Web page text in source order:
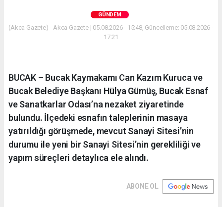
GÜNDEM
(Akca Gazete) - Akca Gazete | 05.08.2026 - 15:48, Güncelleme: 05.08.2026 -
17:21
BUCAK – Bucak Kaymakamı Can Kazım Kuruca ve
Bucak Belediye Başkanı Hülya Gümüş, Bucak Esnaf
ve Sanatkarlar Odası’na nezaket ziyaretinde
bulundu. İlçedeki esnafın taleplerinin masaya
yatırıldığı görüşmede, mevcut Sanayi Sitesi’nin
durumu ile yeni bir Sanayi Sitesi’nin gerekliliği ve
yapım süreçleri detaylıca ele alındı.
ABONE OL